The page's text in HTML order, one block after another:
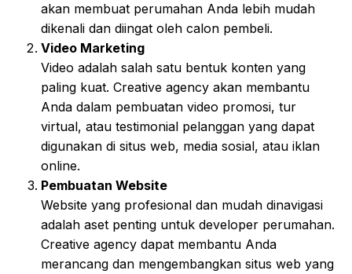
akan membuat perumahan Anda lebih mudah
dikenali dan diingat oleh calon pembeli.
Video Marketing
Video adalah salah satu bentuk konten yang
paling kuat. Creative agency akan membantu
Anda dalam pembuatan video promosi, tur
virtual, atau testimonial pelanggan yang dapat
digunakan di situs web, media sosial, atau iklan
online.
Pembuatan Website
Website yang profesional dan mudah dinavigasi
adalah aset penting untuk developer perumahan.
Creative agency dapat membantu Anda
merancang dan mengembangkan situs web yang